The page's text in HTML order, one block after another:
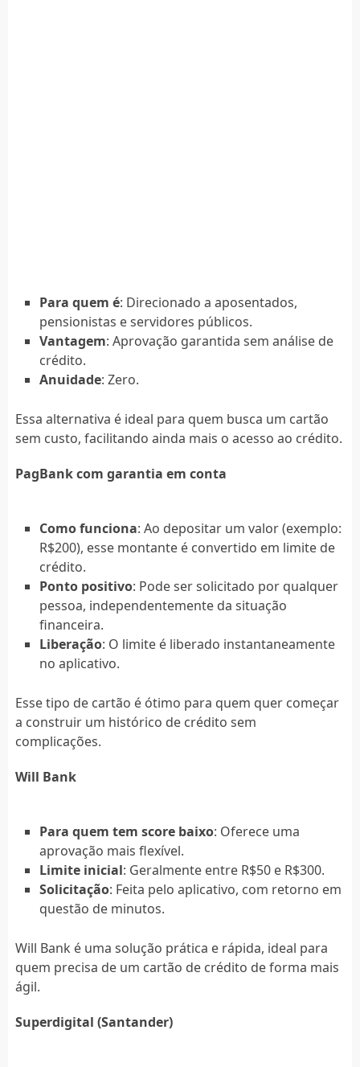
Para quem é: Direcionado a aposentados,
pensionistas e servidores públicos.
Vantagem: Aprovação garantida sem análise de
crédito.
Anuidade: Zero.
Essa alternativa é ideal para quem busca um cartão
sem custo, facilitando ainda mais o acesso ao crédito.
PagBank com garantia em conta
Como funciona: Ao depositar um valor (exemplo:
R$200), esse montante é convertido em limite de
crédito.
Ponto positivo: Pode ser solicitado por qualquer
pessoa, independentemente da situação
financeira.
Liberação: O limite é liberado instantaneamente
no aplicativo.
Esse tipo de cartão é ótimo para quem quer começar
a construir um histórico de crédito sem
complicações.
Will Bank
Para quem tem score baixo: Oferece uma
aprovação mais flexível.
Limite inicial: Geralmente entre R$50 e R$300.
Solicitação: Feita pelo aplicativo, com retorno em
questão de minutos.
Will Bank é uma solução prática e rápida, ideal para
quem precisa de um cartão de crédito de forma mais
ágil.
Superdigital (Santander)